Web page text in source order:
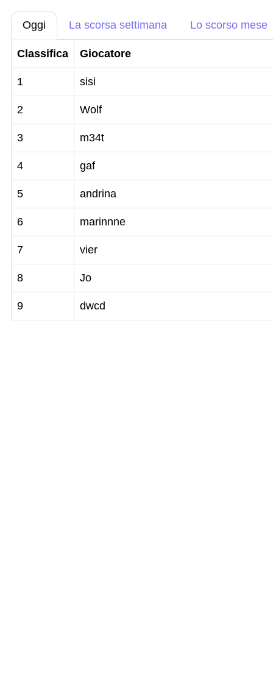
Oggi La scorsa settimana Lo scorso mese
Classifica Giocatore
1 sisi
2 Wolf
3 m34t
4 gaf
5 andrina
6 marinnne
7 vier
8 Jo
9 dwcd